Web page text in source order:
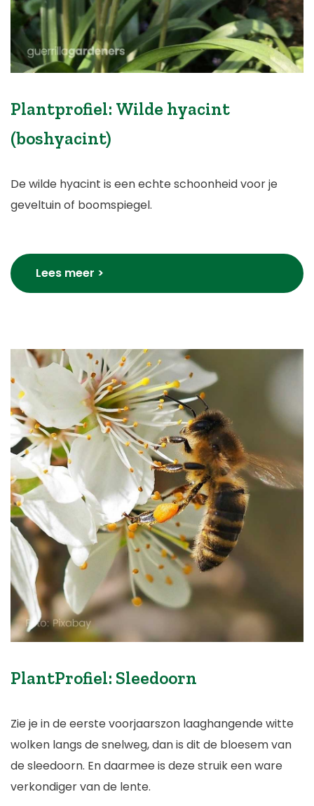
Plantprofiel: Wilde hyacint
(boshyacint)
De wilde hyacint is een echte schoonheid voor je
geveltuin of boomspiegel.
Lees meer >
PlantProfiel: Sleedoorn
Zie je in de eerste voorjaarszon laaghangende witte
wolken langs de snelweg, dan is dit de bloesem van
de sleedoorn. En daarmee is deze struik een ware
verkondiger van de lente.